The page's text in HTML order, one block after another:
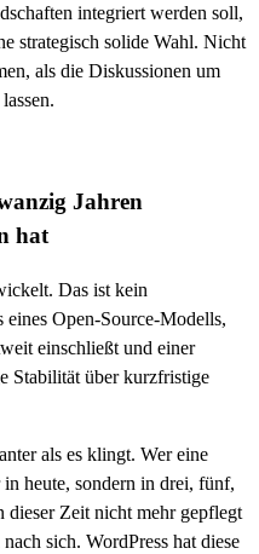
integriert werden soll,
strategisch solide Wahl. Nicht
als die Diskussionen um
Jahren
hat
Das ist kein
eines Open-Source-Modells,
einschließt und einer
Stabilität über kurzfristige
als es klingt. Wer eine
heute, sondern in drei, fünf,
dieser Zeit nicht mehr gepflegt
sich. WordPress hat diese